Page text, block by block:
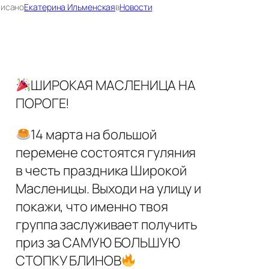
Екатерина ИльменскаявНовости
ШИРОКАЯ МАСЛЕНИЦА НА
ПОРОГЕ!
14 марта на большой
перемене состоятся гуляния
в честь праздника Широкой
Масленицы. Выходи на улицу и
покажи, что именно твоя
группа заслуживает получить
приз за САМУЮ БОЛЬШУЮ
СТОПКУ БЛИНОВ